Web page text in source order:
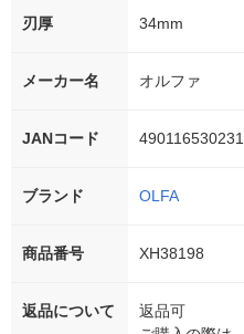
刃厚 34mm
メーカー名 オルファ
JANコード
ブランド OLFA
商品番号 XH38198
返品について
返品可